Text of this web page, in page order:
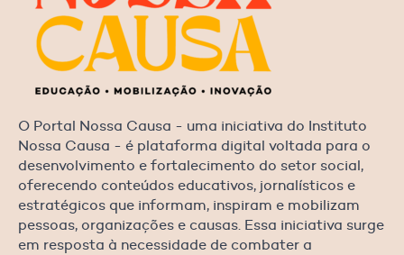
O Portal Nossa Causa - uma iniciativa do Instituto
Nossa Causa - é plataforma digital voltada para o
desenvolvimento e fortalecimento do setor social,
oferecendo conteúdos educativos, jornalísticos e
estratégicos que informam, inspiram e mobilizam
pessoas, organizações e causas. Essa iniciativa surge
em resposta à necessidade de combater a